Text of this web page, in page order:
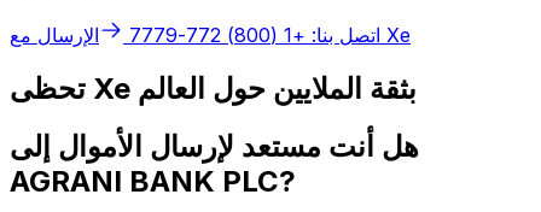
اتصل بنا: +1 (800) 772-7779 الإرسال مع Xe
تحظى Xe بثقة الملايين حول العالم
هل أنت مستعد لإرسال الأموال إلى
AGRANI BANK PLC?